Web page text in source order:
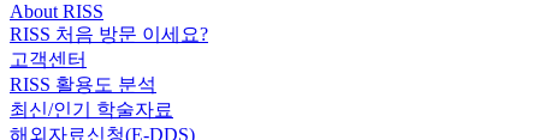
About RISS
RISS 처음 방문 이세요?
고객센터
RISS 활용도 분석
최신/인기 학술자료
해외자료신청(E-DDS)